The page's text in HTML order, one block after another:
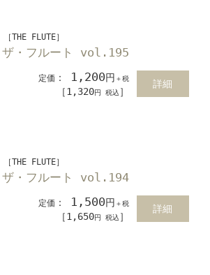
［THE FLUTE］
ザ・フルート vol.195
定価 ： 1,200円 ＋税
［1,320円 税込 ］
詳細
［THE FLUTE］
ザ・フルート vol.194
定価 ： 1,500円 ＋税
［1,650円 税込 ］
詳細